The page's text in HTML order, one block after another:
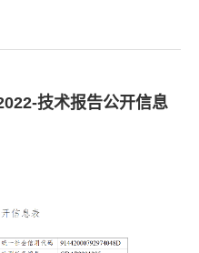
技术报告公开信息